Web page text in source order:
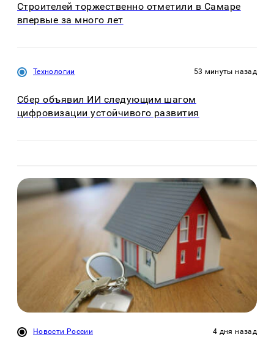
Строителей торжественно отметили в Самаре
впервые за много лет
Технологии 53 минуты назад
Сбер объявил ИИ следующим шагом
цифровизации устойчивого развития
Новости России 4 дня назад